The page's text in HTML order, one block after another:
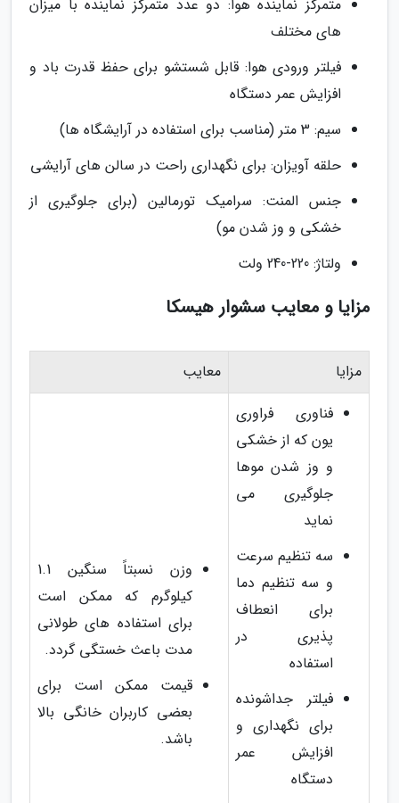
متمرکز نماینده هوا: دو عدد متمرکز نماینده با میزان
های مختلف
فیلتر ورودی هوا: قابل شستشو برای حفظ قدرت باد و
افزایش عمر دستگاه
سیم: 3 متر (مناسب برای استفاده در آرایشگاه ها)
حلقه آویزان: برای نگهداری راحت در سالن های آرایشی
جنس المنت: سرامیک تورمالین (برای جلوگیری از
خشکی و وز شدن مو)
ولتاژ: 220-240 ولت
مزایا و معایب سشوار هیسکا
مزایا
معایب
فناوری فراوری
یون که از خشکی
و وز شدن موها
جلوگیری می
نماید
سه تنظیم سرعت
و سه تنظیم دما
برای انعطاف
پذیری در
استفاده
فیلتر جداشونده
برای نگهداری و
افزایش عمر
دستگاه
وزن نسبتاً سنگین 1.1
کیلوگرم که ممکن است
برای استفاده های طولانی
مدت باعث خستگی گردد.
قیمت ممکن است برای
بعضی کاربران خانگی بالا
باشد.